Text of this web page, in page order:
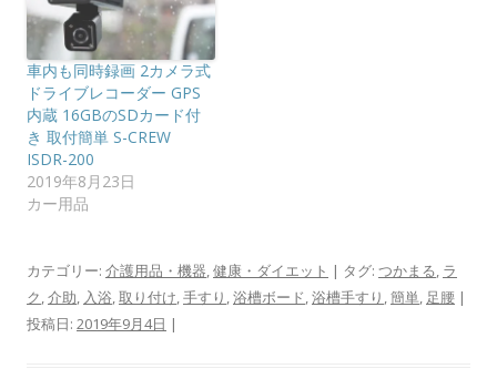
車内も同時録画 2カメラ式
ドライブレコーダー GPS
内蔵 16GBのSDカード付
き 取付簡単 S-CREW
ISDR-200
2019年8月23日
カー用品
カテゴリー: 介護用品・機器,健康・ダイエット | タグ: つかまる, ラ
ク,介助, 入浴,取り付け,手すり ,浴槽ボード,浴槽手すり ,簡単, 足腰 |
投稿日: 2019年9月4日 |